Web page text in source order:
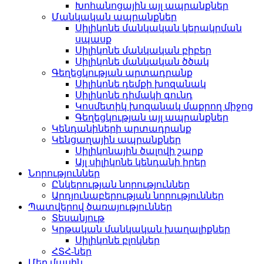
Խոհանոցային այլ ապրանքներ
Մանկական ապրանքներ
Սիլիկոնե մանկական կերակրման
սպասք
Սիլիկոնե մանկական բիբեր
Սիլիկոնե մանկական ծծակ
Գեղեցկության արտադրանք
Սիլիկոնե դեմքի խոզանակ
Սիլիկոնե դիմակի գունդ
Կոսմետիկ խոզանակ մաքրող միջոց
Գեղեցկության այլ ապրանքներ
Կենդանիների արտադրանք
Կենցաղային ապրանքներ
Սիլիկոնային ծալովի շարք
Այլ սիլիկոնե կենդանի իրեր
Նորություններ
Ընկերության նորություններ
Արդյունաբերության նորություններ
Պատվերով ծառայություններ
Տեսանյութ
Կրթական մանկական խաղալիքներ
Սիլիկոնե բլոկներ
ՀՏՀ-ներ